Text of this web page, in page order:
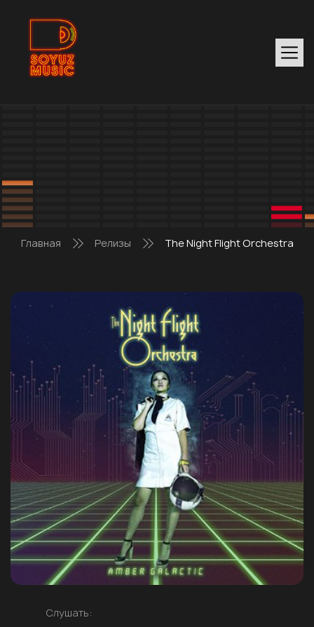
Главная Релизы The Night Flight Orchestra
Слушать: